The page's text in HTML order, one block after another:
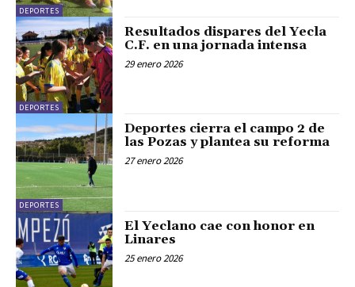
DEPORTES
DEPORTES
Resultados dispares del Yecla
C.F. en una jornada intensa
29 enero 2026
DEPORTES
Deportes cierra el campo 2 de
las Pozas y plantea su reforma
27 enero 2026
El Yeclano cae con honor en
Linares
25 enero 2026